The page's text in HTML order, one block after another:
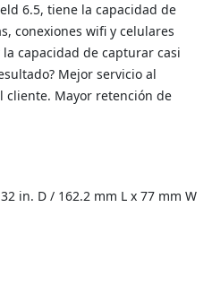
6.5, tiene la capacidad de
conexiones wifi y celulares
capacidad de capturar casi
Mejor servicio al
cliente. Mayor retención de
in. D / 162.2 mm L x 77 mm W